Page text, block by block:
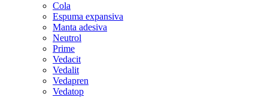
Cola
Espuma expansiva
Manta adesiva
Neutrol
Prime
Vedacit
Vedalit
Vedapren
Vedatop